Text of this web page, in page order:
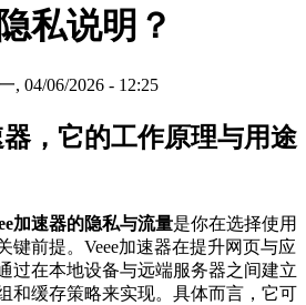
私说明？
, 04/06/2026 - 12:25
器，它的工作原理与用途
加速器的隐私与流量是你在选择使用
键前提。Veee加速器在提升网页与应
过在本地设备与远端服务器之间建立
和缓存策略来实现。具体而言，它可